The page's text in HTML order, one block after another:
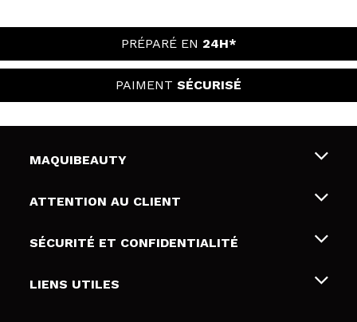
PRÉPARÉ EN 24H*
PAIMENT SÉCURISÉ
MAQUIBEAUTY
Qui sommes nous
Cartes-cadeaux
ATTENTION AU CLIENT
Livraison & retour
Modes de paiement
SÉCURITÉ ET CONFIDENTIALITÉ
Conditions et confidentialité
LIENS UTILES